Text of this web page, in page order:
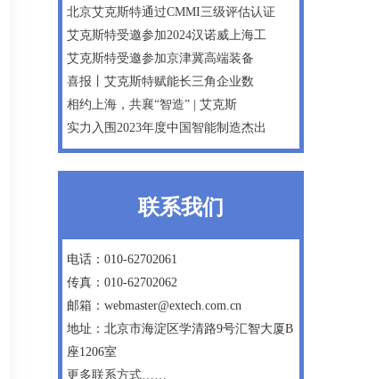
北京艾克斯特通过CMMI三级评估认证
艾克斯特受邀参加2024汉诺威上海工
艾克斯特受邀参加京津冀高端装备
喜报丨艾克斯特赋能长三角企业数
相约上海，共襄“智造” | 艾克斯
实力入围2023年度中国智能制造杰出
联系我们
电话：010-62702061
传真：010-62702062
邮箱：webmaster@extech.com.cn
地址：北京市海淀区学清路9号汇智大厦B
座1206室
更多联系方式……